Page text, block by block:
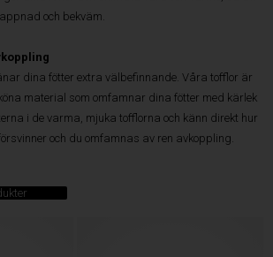
och bekväm.
dina fötter extra välbefinnande. Våra tofflor är
material som omfamnar dina fötter med kärlek
i de varma, mjuka tofflorna och känn direkt hur
och du omfamnas av ren avkoppling.